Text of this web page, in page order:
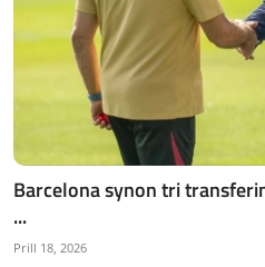
Barcelona synon tri
...
Prill 18, 2026